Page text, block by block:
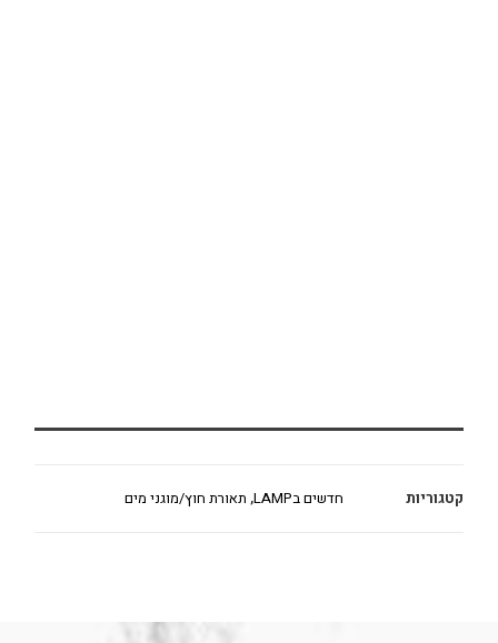
קטגוריות חדשים בLAMP , תאורת חוץ/מוגני מים